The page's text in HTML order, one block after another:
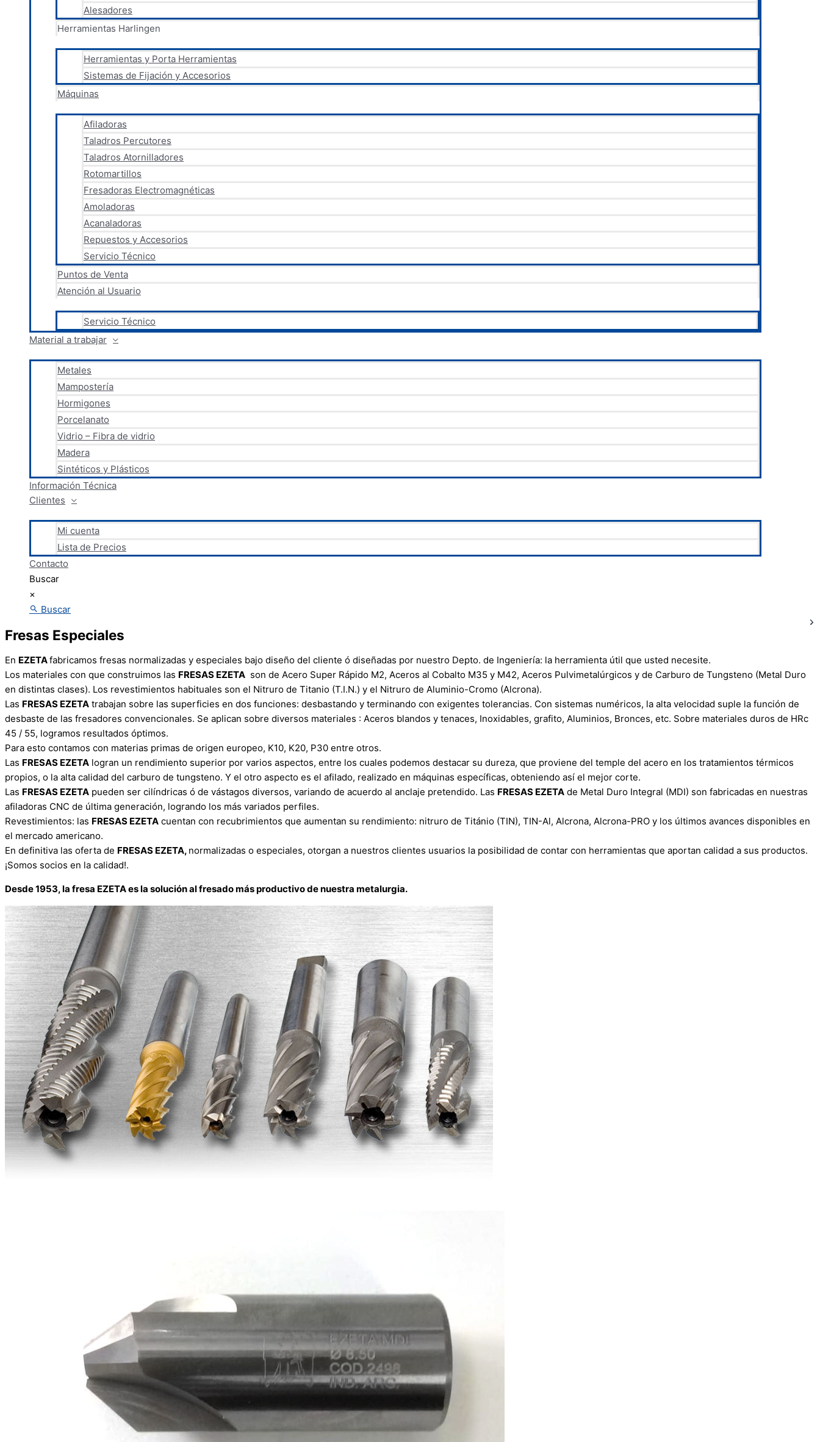
Alesadores
Herramientas Harlingen
Herramientas y Porta Herramientas
Sistemas de Fijación y Accesorios
Máquinas
Afiladoras
Taladros Percutores
Taladros Atornilladores
Rotomartillos
Fresadoras Electromagnéticas
Amoladoras
Acanaladoras
Repuestos y Accesorios
Servicio Técnico
Puntos de Venta
Atención al Usuario
Servicio Técnico
Material a trabajar
Metales
Mampostería
Hormigones
Porcelanato
Vidrio – Fibra de vidrio
Madera
Sintéticos y Plásticos
Información Técnica
Clientes
Mi cuenta
Lista de Precios
Contacto
Buscar
×
Buscar
Fresas Especiales
En EZETAfabricamos fresas normalizadas y especiales bajo diseño del cliente ó diseñadas por nuestro Depto. de Ingeniería: la herramienta útil que usted necesite.
Los materiales con que construimos las FRESAS EZETA son de Acero Super Rápido M2, Aceros al Cobalto M35 y M42, Aceros Pulvimetalúrgicos y de Carburo de Tungsteno (Metal Duro
en distintas clases). Los revestimientos habituales son el Nitruro de Titanio (T.I.N.) y el Nitruro de Aluminio-Cromo (Alcrona).
Las FRESAS EZETA trabajan sobre las superficies en dos funciones: desbastando y terminando con exigentes tolerancias. Con sistemas numéricos, la alta velocidad suple la función de
desbaste de las fresadores convencionales. Se aplican sobre diversos materiales : Aceros blandos y tenaces, Inoxidables, grafito, Aluminios, Bronces, etc. Sobre materiales duros de HRc
45 / 55, logramos resultados óptimos.
Para esto contamos con materias primas de origen europeo, K10, K20, P30 entre otros.
Las FRESAS EZETA logran un rendimiento superior por varios aspectos, entre los cuales podemos destacar su dureza, que proviene del temple del acero en los tratamientos térmicos
propios, o la alta calidad del carburo de tungsteno. Y el otro aspecto es el afilado, realizado en máquinas específicas, obteniendo así el mejor corte.
Las FRESAS EZETA pueden ser cilíndricas ó de vástagos diversos, variando de acuerdo al anclaje pretendido. Las FRESAS EZETA de Metal Duro Integral (MDI) son fabricadas en nuestras
afiladoras CNC de última generación, logrando los más variados perfiles.
Revestimientos: las FRESAS EZETA cuentan con recubrimientos que aumentan su rendimiento: nitruro de Titánio (TIN), TIN-Al, Alcrona, Alcrona-PRO y los últimos avances disponibles en
el mercado americano.
En definitiva las oferta de FRESAS EZETA, normalizadas o especiales, otorgan a nuestros clientes usuarios la posibilidad de contar con herramientas que aportan calidad a sus productos.
¡Somos socios en la calidad!.
Desde 1953, la fresa EZETA es la solución al fresado más productivo de nuestra metalurgia.